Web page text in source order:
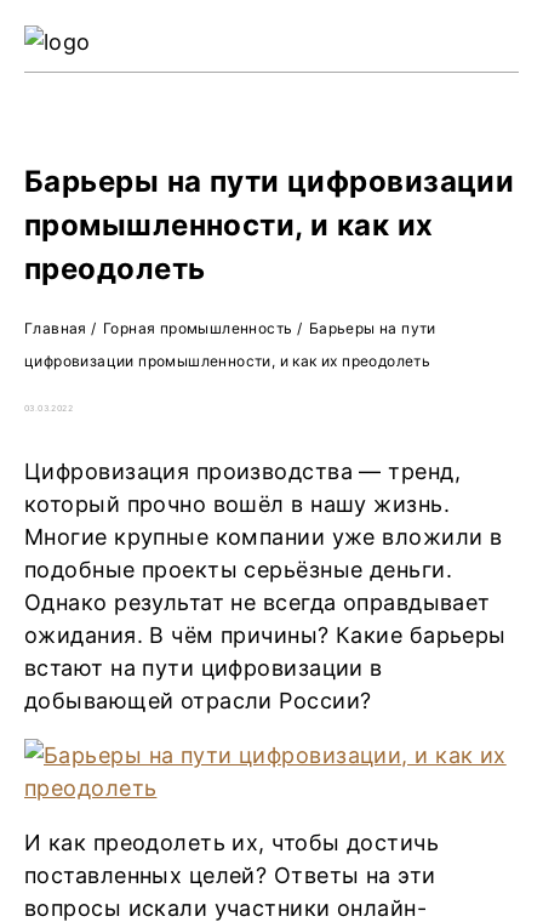
Барьеры на пути цифровизации
промышленности, и как их
преодолеть
Главная / Горная промышленность / Барьеры на пути
цифровизации промышленности, и как их преодолеть
03.03.2022
Цифровизация производства — тренд,
который прочно вошёл в нашу жизнь.
Многие крупные компании уже вложили в
подобные проекты серьёзные деньги.
Однако результат не всегда оправдывает
ожидания. В чём причины? Какие барьеры
встают на пути цифровизации в
добывающей отрасли России?
И как преодолеть их, чтобы достичь
поставленных целей? Ответы на эти
вопросы искали участники онлайн-